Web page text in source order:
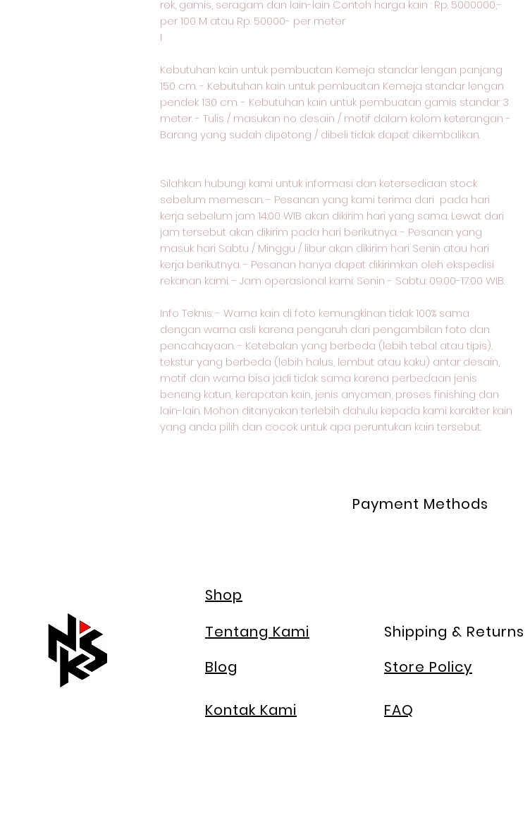
rok, gamis, seragam dan lain-lain Contoh harga kain : Rp. 5000000,-
per 100 M atau Rp. 50000- per meter
I
Kebutuhan kain untuk pembuatan Kemeja standar lengan panjang
150 cm. - Kebutuhan kain untuk pembuatan Kemeja standar lengan
pendek 130 cm. - Kebutuhan kain untuk pembuatan gamis standar 3
meter. - Tulis / masukan no desain / motif dalam kolom keterangan -
Barang yang sudah dipotong / dibeli tidak dapat dikembalikan.
Silahkan hubungi kami untuk informasi dan ketersediaan stock
sebelum memesan. - Pesanan yang kami terima dari pada hari
kerja sebelum jam 14:00 WIB akan dikirim hari yang sama. Lewat dari
jam tersebut akan dikirim pada hari berikutnya. - Pesanan yang
masuk hari Sabtu / Minggu / libur akan dikirim hari Senin atau hari
kerja berikutnya. - Pesanan hanya dapat dikirimkan oleh ekspedisi
rekanan kami. - Jam operasional kami: Senin - Sabtu: 09:00-17:00 WIB.
Info Teknis: - Warna kain di foto kemungkinan tidak 100% sama
dengan warna asli karena pengaruh dari pengambilan foto dan
pencahayaan. - Ketebalan yang berbeda (lebih tebal atau tipis),
tekstur yang berbeda (lebih halus, lembut atau kaku) antar desain,
motif dan warna bisa jadi tidak sama karena perbedaan jenis
benang katun, kerapatan kain, jenis anyaman, proses finishing dan
lain-lain. Mohon ditanyakan terlebih dahulu kepada kami karakter kain
yang anda pilih dan cocok untuk apa peruntukan kain tersebut.
Payment Methods
Shop
Tentang Kami
Blog
Kontak Kami
Shipping & Returns
Store Policy
FAQ